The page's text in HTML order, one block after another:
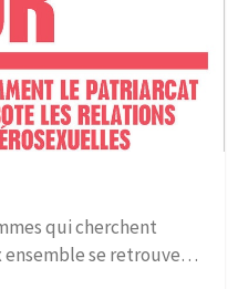
qui cherchent
ensemble se retrouvent